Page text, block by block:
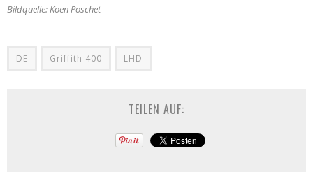
Bildquelle: Koen Poschet
DE Griffith 400 LHD
TEILEN AUF: